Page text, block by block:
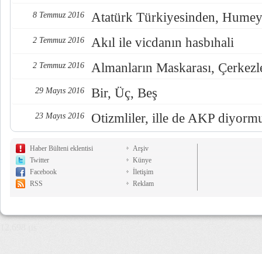
8 Temmuz 2016 Atatürk Türkiyesinden,
2 Temmuz 2016 Akıl ile vicdanın hasbıhali
2 Temmuz 2016 Almanların Maskarası,
29 Mayıs 2016 Bir, Üç, Beş
23 Mayıs 2016 Otizmliler, ille de AKP
Haber Bülteni eklentisi
Twitter
Facebook
RSS
Arşiv
Künye
İletişim
Reklam